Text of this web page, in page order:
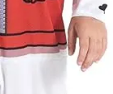
Egyéb
kedves
vásárlóinkat,
a jelmezek nem
tartalmazzák a
kiegészítőket,
például harisnya,
ékszer, cipő,